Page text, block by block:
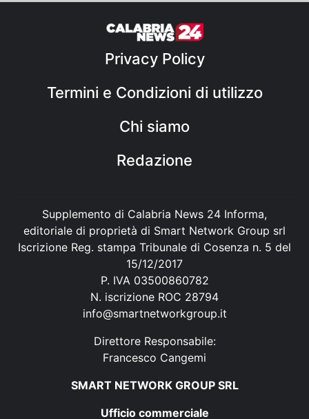
Privacy Policy
Termini e Condizioni di utilizzo
Chi siamo
Redazione
Supplemento di Calabria News 24 Informa,
editoriale di proprietà di Smart Network Group srl
Iscrizione Reg. stampa Tribunale di Cosenza n. 5 del
15/12/2017
P. IVA 03500860782
N. iscrizione ROC 28794
info@smartnetworkgroup.it
Direttore Responsabile:
Francesco Cangemi
SMART NETWORK GROUP SRL
Ufficio commerciale